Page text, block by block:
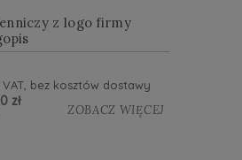
z logo firmy
VAT, bez kosztów dostawy
zł
ZOBACZ WIĘCEJ